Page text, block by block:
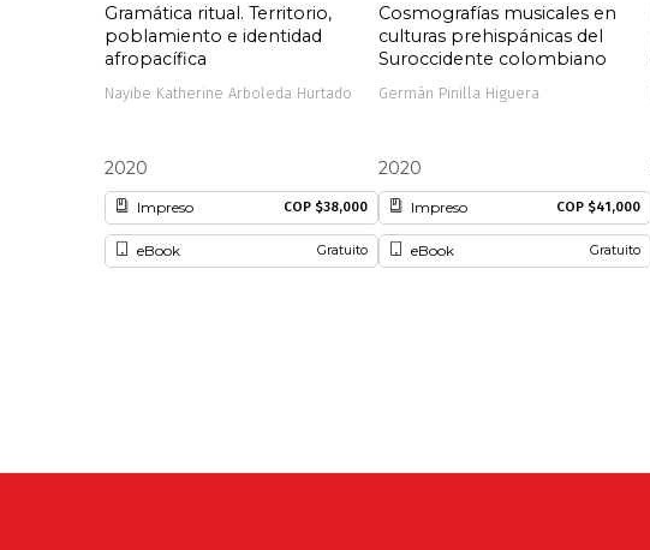
Gramática ritual. Territorio,
poblamiento e identidad
afropacífica
Nayibe Katherine Arboleda Hurtado
2020
Impreso COP $38,000
eBook Gratuito
Cosmografías musicales en
culturas prehispánicas del
Suroccidente colombiano
Germán Pinilla Higuera
2020
Impreso COP $41,000
eBook Gratuito